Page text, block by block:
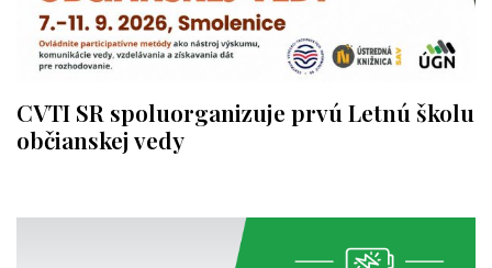
CVTI SR spoluorganizuje prvú Letnú školu
občianskej vedy